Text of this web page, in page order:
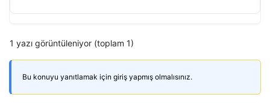
1 yazı görüntüleniyor (toplam 1)
Bu konuyu yanıtlamak için giriş yapmış olmalısınız.